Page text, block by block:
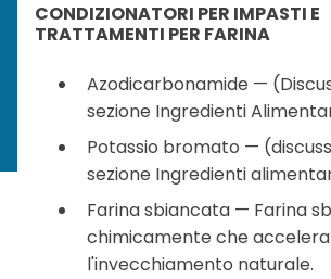
CONDIZIONATORI PER IMPASTI E
TRATTAMENTI PER FARINA
Azodicarbonamide —
sezione Ingredienti
Potassio bromato —
sezione Ingredienti
Farina sbiancata — Farina
chimicamente che accelera
l'invecchiamento naturale.